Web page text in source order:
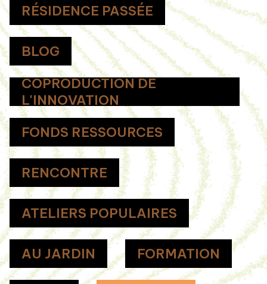
RÉSIDENCE PASSÉE
BLOG
COPRODUCTION DE
L'INNOVATION
FONDS RESSOURCES
RENCONTRE
ATELIERS POPULAIRES
AU JARDIN FORMATION